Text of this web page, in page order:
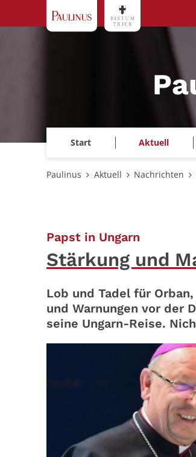
Start Aktuell
Paulinus Aktuell Nachrichten
Papst in Ungarn
Stärkung und
Lob und Tadel für
und Warnungen vor der
seine Ungarn-Reise.